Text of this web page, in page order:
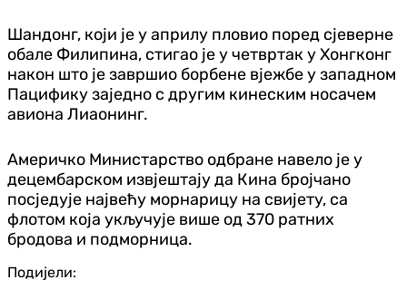
Шандонг, који је у априлу пловио поред сјеверне
обале Филипина, стигао је у четвртак у Хонгконг
након што је завршио борбене вјежбе у западном
Пацифику заједно с другим кинеским носачем
авиона Лиаонинг.
Америчко Министарство одбране навело је у
децембарском извјештају да Кина бројчано
посједује највећу морнарицу на свијету, са
флотом која укључује више од 370 ратних
бродова и подморница.
Подијели: